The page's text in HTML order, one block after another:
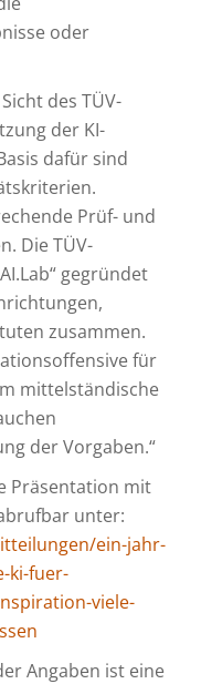
oder
des TÜV-
der KI-
dafür sind
Prüf- und
Die TÜV-
gegründet
zusammen.
für
mittelständische
der Vorgaben.“
Präsentation mit
unter:
ein-jahr-
ki-fuer-
viele-
Angaben ist eine